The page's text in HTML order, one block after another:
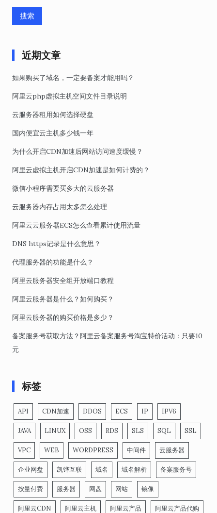
近期文章
如果购买了域名，一定要备案才能用吗？
阿里云php虚拟主机空间文件目录说明
云服务器租用如何选择硬盘
国内便宜云主机多少钱一年
为什么开启CDN加速后网站访问速度缓慢？
阿里云虚拟主机开启CDN加速是如何计费的？
微信小程序需要买多大的云服务器
云服务器内存占用太多怎么处理
阿里云云服务器ECS怎么查看累计使用流量
DNS https记录是什么意思？
代理服务器的功能是什么？
阿里云服务器安全组开放端口教程
阿里云服务器是什么？如何购买？
阿里云服务器的购买价格是多少？
备案服务号获取方法？阿里云备案服务号淘宝特价活动：只要10
元
标签
API CDN加速 DDOS ECS IP IPV6
JAVA LINUX OSS RDS SLS SQL SSL
VPC WEB WORDPRESS 中间件 云服务器
企业网盘 凯铧互联 域名 域名解析 备案服务号
按量付费 服务器 网盘 网站 镜像
阿里云CDN 阿里云主机 阿里云产品 阿里云产品代购